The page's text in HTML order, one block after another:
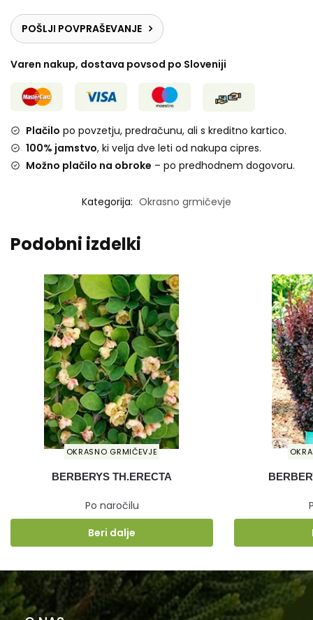
POŠLJI POVPRAŠEVANJE
Varen nakup, dostava povsod po Sloveniji
Plačilo po povzetju, predračunu, ali s kreditno kartico.
100% jamstvo, ki velja dve leti od nakupa cipres.
Možno plačilo na obroke – po predhodnem dogovoru.
Kategorija: Okrasno grmičevje
Podobni izdelki
OKRASNO GRMIČEVJE
BERBERYS TH.ERECTA
Po naročilu
Beri dalje